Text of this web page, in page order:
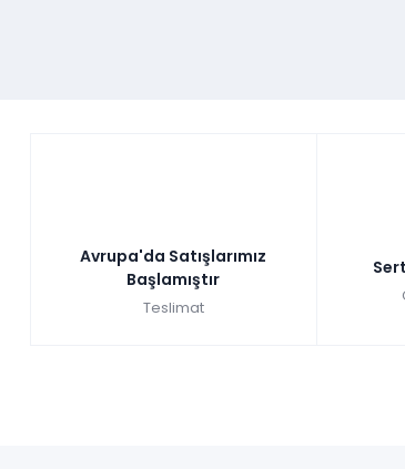
Avrupa'da Satışlarımız
Başlamıştır
Teslimat